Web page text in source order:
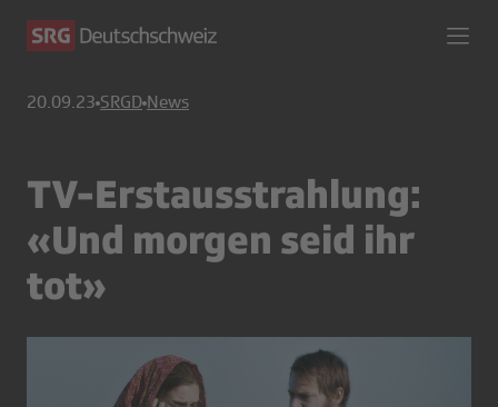
20.09.23 SRGD News
TV-Erstausstrahlung:
«Und morgen seid ihr
tot»